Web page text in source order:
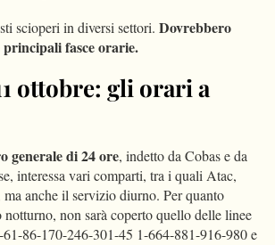
scioperi in diversi settori. Dovrebbero
principali fasce orarie.
ottobre: gli orari a
generale di 24 ore, indetto da Cobas e da
interessa vari comparti, tra i quali Atac,
anche il servizio diurno. Per quanto
non sarà coperto quello delle linee
86-170-246-301-45 1-664-881-916-980 e